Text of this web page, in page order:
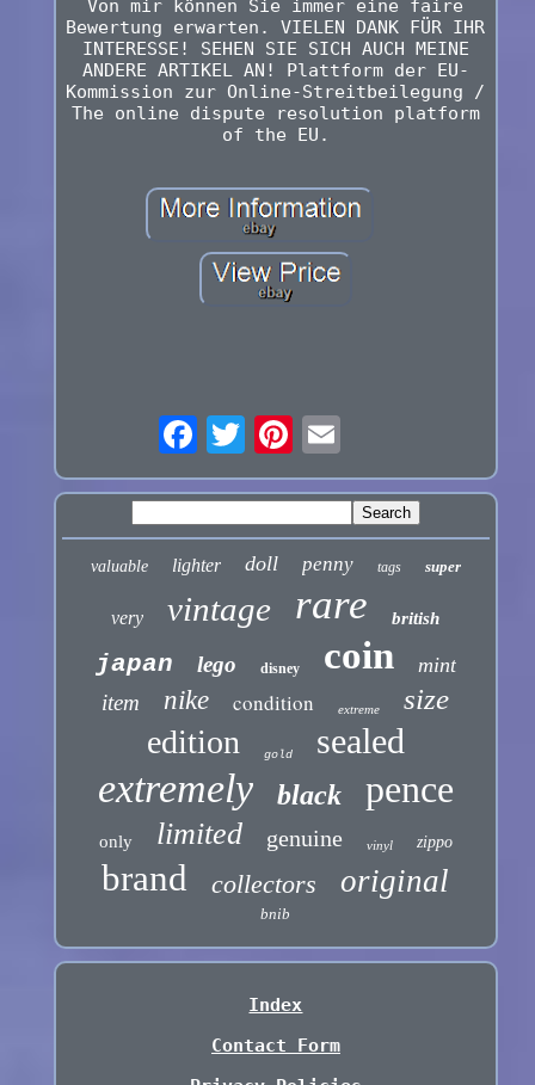
Von mir können Sie immer eine faire
Bewertung erwarten. VIELEN DANK FÜR IHR
INTERESSE! SEHEN SIE SICH AUCH MEINE
ANDERE ARTIKEL AN! Plattform der EU-
Kommission zur Online-Streitbeilegung /
The online dispute resolution platform
of the EU.
valuable lighter doll penny tags super
very vintage rare british
japan lego disney coin mint
item nike condition extreme size
edition gold sealed
extremely black pence
only limited genuine vinyl zippo
brand collectors original
bnib
Index
Contact Form